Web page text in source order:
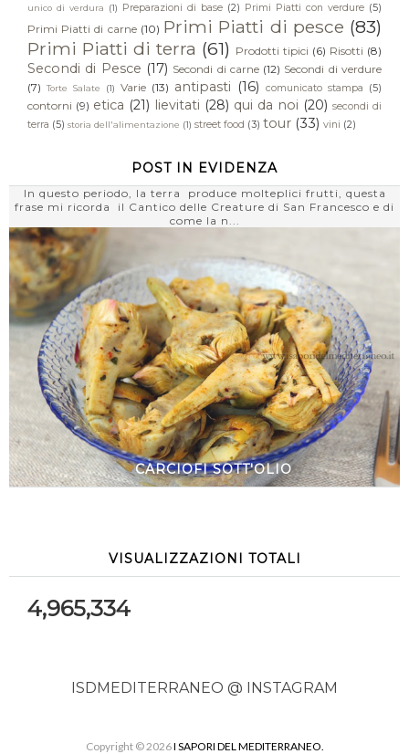
unico di verdura
(1) Preparazioni di base (2) Primi Piatti con verdure (5)
Primi Piatti di carne (10) Primi Piatti di pesce (83)
Primi Piatti di terra (61) Prodotti tipici (6) Risotti (8)
Secondi di Pesce (17) Secondi di carne (12) Secondi di verdure
(7)
Torte Salate (1) Varie (13) antipasti (16) comunicato stampa (5)
contorni (9) etica (21) lievitati (28) qui da noi (20) secondi di
terra (5) storia dell'alimentazione (1) street food (3) tour (33) vini (2)
POST IN EVIDENZA
CARCIOFI SOTT'OLIO
In questo periodo, la terra produce molteplici frutti, questa
frase mi ricorda il Cantico delle Creature di San Francesco e di
come la n...
VISUALIZZAZIONI TOTALI
4,965,334
ISDMEDITERRANEO @ INSTAGRAM
Copyright ©2026I SAPORI DEL MEDITERRANEO.